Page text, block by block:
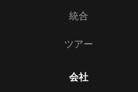
統合
ツアー
会社